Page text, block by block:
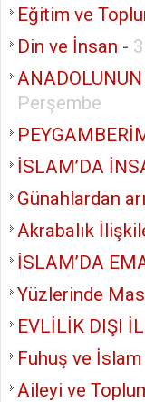
Eğitim ve
Din ve İnsan -
Perşembe
İSLAM’DA
Günahlardan
Akrabalık
İSLAM’DA
Yüzlerinde
EVLİLİK DIŞI
Fuhuş ve İslam
Aileyi ve